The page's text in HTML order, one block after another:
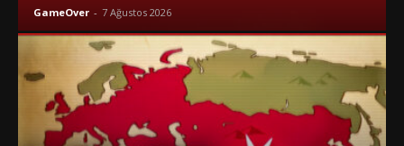
GameOver - 7 Ağustos 2026